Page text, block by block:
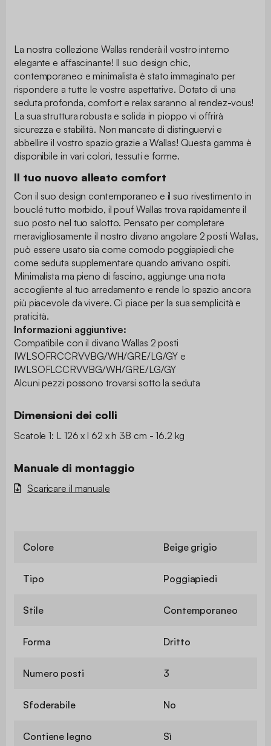
La nostra collezione Wallas renderà il vostro interno
elegante e affascinante! Il suo design chic,
contemporaneo e minimalista è stato immaginato per
rispondere a tutte le vostre aspettative. Dotato di una
seduta profonda, comfort e relax saranno al rendez-vous!
La sua struttura robusta e solida in pioppo vi offrirà
sicurezza e stabilità. Non mancate di distinguervi e
abbellire il vostro spazio grazie a Wallas! Questa gamma è
disponibile in vari colori, tessuti e forme.
Il tuo nuovo alleato comfort
Con il suo design contemporaneo e il suo rivestimento in
bouclé tutto morbido, il pouf Wallas trova rapidamente il
suo posto nel tuo salotto. Pensato per completare
meravigliosamente il nostro divano angolare 2 posti Wallas,
può essere usato sia come comodo poggiapiedi che
come seduta supplementare quando arrivano ospiti.
Minimalista ma pieno di fascino, aggiunge una nota
accogliente al tuo arredamento e rende lo spazio ancora
più piacevole da vivere. Ci piace per la sua semplicità e
praticità.
Informazioni aggiuntive:
Compatibile con il divano Wallas 2 posti
IWLSOFRCCRVVBG/WH/GRE/LG/GY e
IWLSOFLCCRVVBG/WH/GRE/LG/GY
Alcuni pezzi possono trovarsi sotto la seduta
Dimensioni dei colli
Scatole 1: L 126 x l 62 x h 38 cm - 16.2 kg
Manuale di montaggio
Scaricare il manuale
Colore Beige grigio
Tipo Poggiapiedi
Stile Contemporaneo
Forma Dritto
Numero posti 3
Sfoderabile No
Contiene legno Sì